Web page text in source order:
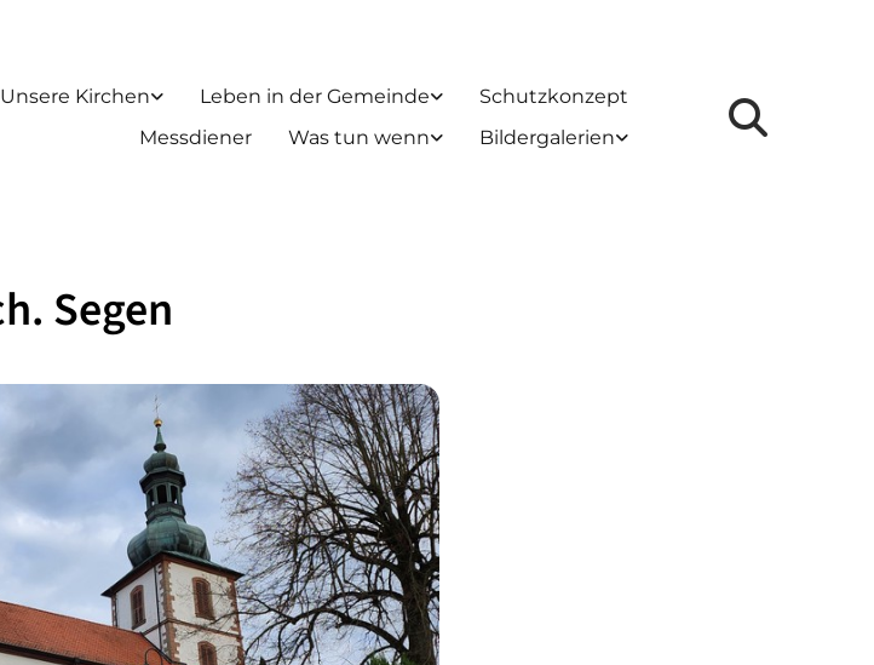
Unsere Kirchen Leben in der Gemeinde
Schutzkonzept
Messdiener
Was tun wenn Bildergalerien
Segen